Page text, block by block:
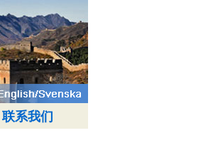
联系我们